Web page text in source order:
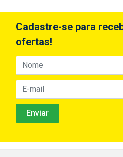
Cadastre-se para
ofertas!